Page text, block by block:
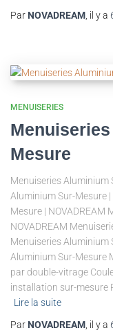
Par NOVADREAM , il y a
MENUISERIES
Mesure
Menuiseries Aluminium
Aluminium Sur-Mesure
Mesure | NOVADREAM
NOVADREAM
Menuiseries Aluminium
Aluminium Sur-Mesure
par double-vitrage
installation sur-mesure
Lire la suite
Par NOVADREAM, il y a